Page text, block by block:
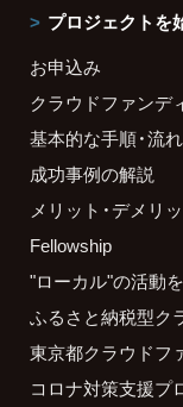
プロジェクトを
お申込み
クラウドファンデ
基本的な手順・流れ
成功事例の解説
メリット・デメリ
Fellowship
"ローカル"の活動
ふるさと納税型ク
東京都クラウドフ
コロナ対策支援プ